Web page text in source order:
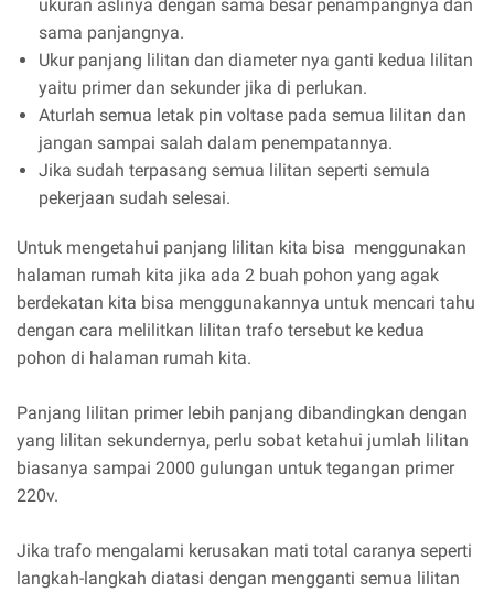
ukuran aslinya dengan sama besar penampangnya dan
sama panjangnya.
Ukur panjang lilitan dan diameter nya ganti kedua lilitan
yaitu primer dan sekunder jika di perlukan.
Aturlah semua letak pin voltase pada semua lilitan dan
jangan sampai salah dalam penempatannya.
Jika sudah terpasang semua lilitan seperti semula
pekerjaan sudah selesai.
Untuk mengetahui panjang lilitan kita bisa menggunakan
halaman rumah kita jika ada 2 buah pohon yang agak
berdekatan kita bisa menggunakannya untuk mencari tahu
dengan cara melilitkan lilitan trafo tersebut ke kedua
pohon di halaman rumah kita.
Panjang lilitan primer lebih panjang dibandingkan dengan
yang lilitan sekundernya, perlu sobat ketahui jumlah lilitan
biasanya sampai 2000 gulungan untuk tegangan primer
220v.
Jika trafo mengalami kerusakan mati total caranya seperti
langkah-langkah diatasi dengan mengganti semua lilitan